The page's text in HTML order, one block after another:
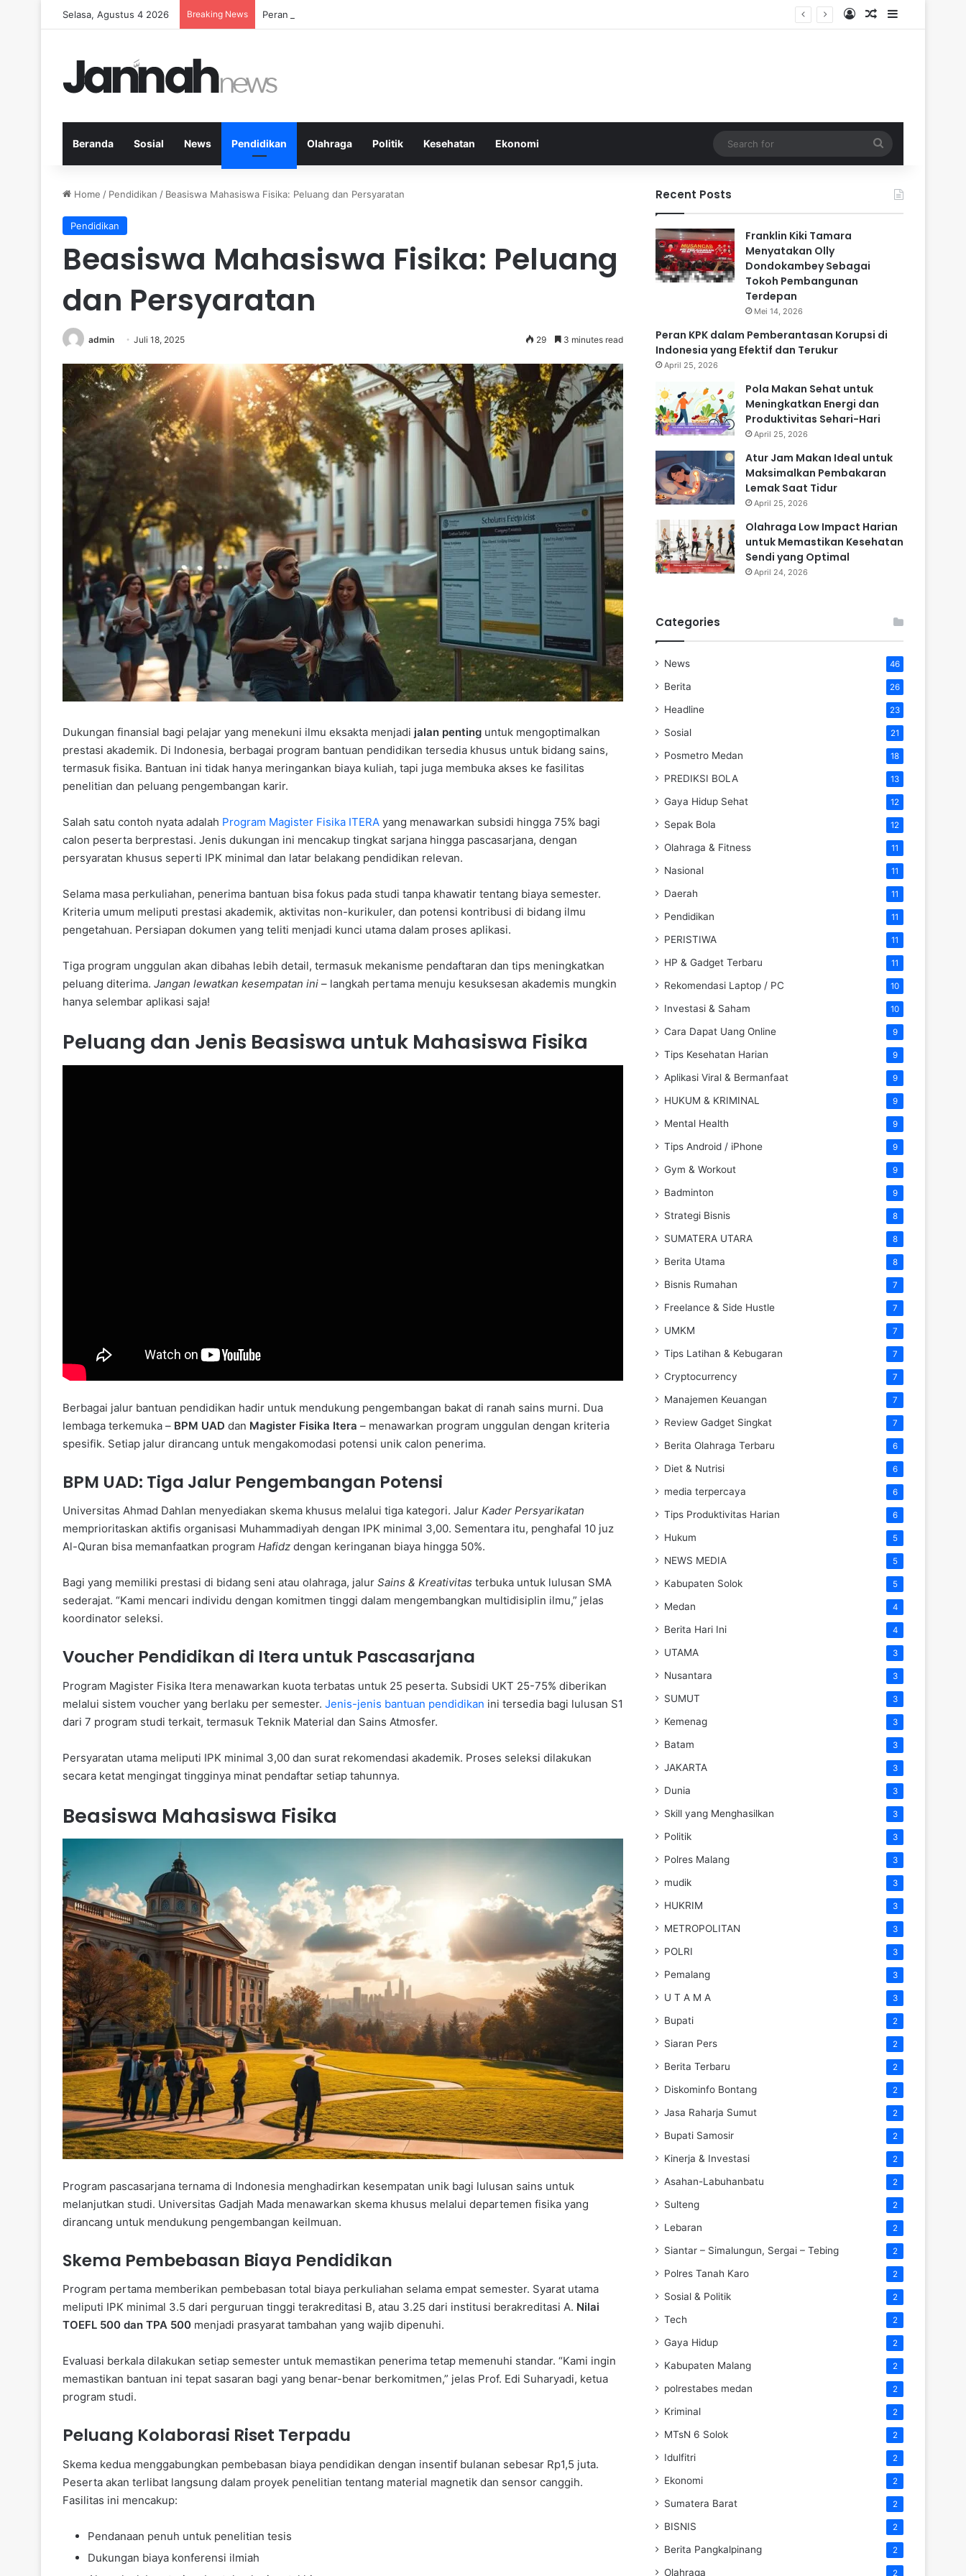
Selasa, Agustus 4 2026 Breaking News Peran KPK dalam Pemberantasan Korupsi di Indonesia yang Efektif dan Terukur Log InRandom Article
Sidebar
Beranda Sosial News Pendidikan Olahraga Politik Kesehatan Ekonomi
for
Home / Pendidikan / Beasiswa Mahasiswa Fisika: Peluang dan Persyaratan
Pendidikan
Beasiswa Mahasiswa Fisika: Peluang
dan Persyaratan
admin Juli 18, 2025 29 3 minutes read
Dukungan finansial bagi pelajar yang menekuni ilmu eksakta menjadi jalan penting untuk mengoptimalkan
prestasi akademik. Di Indonesia, berbagai program bantuan pendidikan tersedia khusus untuk bidang sains,
termasuk fisika. Bantuan ini tidak hanya meringankan biaya kuliah, tapi juga membuka akses ke fasilitas
penelitian dan peluang pengembangan karir.
Salah satu contoh nyata adalah Program Magister Fisika ITERA yang menawarkan subsidi hingga 75% bagi
calon peserta berprestasi. Jenis dukungan ini mencakup tingkat sarjana hingga pascasarjana, dengan
persyaratan khusus seperti IPK minimal dan latar belakang pendidikan relevan.
Selama masa perkuliahan, penerima bantuan bisa fokus pada studi tanpa khawatir tentang biaya semester.
Kriteria umum meliputi prestasi akademik, aktivitas non-kurikuler, dan potensi kontribusi di bidang ilmu
pengetahuan. Persiapan dokumen yang teliti menjadi kunci utama dalam proses aplikasi.
Tiga program unggulan akan dibahas lebih detail, termasuk mekanisme pendaftaran dan tips meningkatkan
peluang diterima. Jangan lewatkan kesempatan ini – langkah pertama menuju kesuksesan akademis mungkin
hanya selembar aplikasi saja!
Peluang dan Jenis Beasiswa untuk Mahasiswa Fisika
Berbagai jalur bantuan pendidikan hadir untuk mendukung pengembangan bakat di ranah sains murni. Dua
lembaga terkemuka – BPM UAD dan Magister Fisika Itera – menawarkan program unggulan dengan kriteria
spesifik. Setiap jalur dirancang untuk mengakomodasi potensi unik calon penerima.
BPM UAD: Tiga Jalur Pengembangan Potensi
Universitas Ahmad Dahlan menyediakan skema khusus melalui tiga kategori. Jalur Kader Persyarikatan
memprioritaskan aktifis organisasi Muhammadiyah dengan IPK minimal 3,00. Sementara itu, penghafal 10 juz
Al-Quran bisa memanfaatkan program Hafidz dengan keringanan biaya hingga 50%.
Bagi yang memiliki prestasi di bidang seni atau olahraga, jalur Sains & Kreativitas terbuka untuk lulusan SMA
sederajat. “Kami mencari individu dengan komitmen tinggi dalam mengembangkan multidisiplin ilmu,” jelas
koordinator seleksi.
Voucher Pendidikan di Itera untuk Pascasarjana
Program Magister Fisika Itera menawarkan kuota terbatas untuk 25 peserta. Subsidi UKT 25-75% diberikan
melalui sistem voucher yang berlaku per semester. Jenis-jenis bantuan pendidikan ini tersedia bagi lulusan S1
dari 7 program studi terkait, termasuk Teknik Material dan Sains Atmosfer.
Persyaratan utama meliputi IPK minimal 3,00 dan surat rekomendasi akademik. Proses seleksi dilakukan
secara ketat mengingat tingginya minat pendaftar setiap tahunnya.
Beasiswa Mahasiswa Fisika
Program pascasarjana ternama di Indonesia menghadirkan kesempatan unik bagi lulusan sains untuk
melanjutkan studi. Universitas Gadjah Mada menawarkan skema khusus melalui departemen fisika yang
dirancang untuk mendukung pengembangan keilmuan.
Skema Pembebasan Biaya Pendidikan
Program pertama memberikan pembebasan total biaya perkuliahan selama empat semester. Syarat utama
meliputi IPK minimal 3.5 dari perguruan tinggi terakreditasi B, atau 3.25 dari institusi berakreditasi A. Nilai
TOEFL 500 dan TPA 500 menjadi prasyarat tambahan yang wajib dipenuhi.
Evaluasi berkala dilakukan setiap semester untuk memastikan penerima tetap memenuhi standar. “Kami ingin
memastikan bantuan ini tepat sasaran bagi yang benar-benar berkomitmen,” jelas Prof. Edi Suharyadi, ketua
program studi.
Peluang Kolaborasi Riset Terpadu
Skema kedua menggabungkan pembebasan biaya pendidikan dengan insentif bulanan sebesar Rp1,5 juta.
Peserta akan terlibat langsung dalam proyek penelitian tentang material magnetik dan sensor canggih.
Fasilitas ini mencakup:
Pendanaan penuh untuk penelitian tesis
Dukungan biaya konferensi ilmiah
Recent Posts
Franklin Kiki Tamara
Menyatakan Olly
Dondokambey Sebagai
Tokoh Pembangunan
Terdepan
Mei 14, 2026
Peran KPK dalam Pemberantasan Korupsi di
Indonesia yang Efektif dan Terukur
April 25, 2026
Pola Makan Sehat untuk
Meningkatkan Energi dan
Produktivitas Sehari-Hari
April 25, 2026
Atur Jam Makan Ideal untuk
Maksimalkan Pembakaran
Lemak Saat Tidur
April 25, 2026
Olahraga Low Impact Harian
untuk Memastikan Kesehatan
Sendi yang Optimal
April 24, 2026
Categories
News 46
Berita 26
Headline 23
Sosial 21
Posmetro Medan 18
PREDIKSI BOLA 13
Gaya Hidup Sehat 12
Sepak Bola 12
Olahraga & Fitness 11
Nasional 11
Daerah 11
Pendidikan 11
PERISTIWA 11
HP & Gadget Terbaru 11
Rekomendasi Laptop / PC 10
Investasi & Saham 10
Cara Dapat Uang Online 9
Tips Kesehatan Harian 9
Aplikasi Viral & Bermanfaat 9
HUKUM & KRIMINAL 9
Mental Health 9
Tips Android / iPhone 9
Gym & Workout 9
Badminton 9
Strategi Bisnis 8
SUMATERA UTARA 8
Berita Utama 8
Bisnis Rumahan 7
Freelance & Side Hustle 7
UMKM 7
Tips Latihan & Kebugaran 7
Cryptocurrency 7
Manajemen Keuangan 7
Review Gadget Singkat 7
Berita Olahraga Terbaru 6
Diet & Nutrisi 6
media terpercaya 6
Tips Produktivitas Harian 6
Hukum 5
NEWS MEDIA 5
Kabupaten Solok 5
Medan 4
Berita Hari Ini 4
UTAMA 3
Nusantara 3
SUMUT 3
Kemenag 3
Batam 3
JAKARTA 3
Dunia 3
Skill yang Menghasilkan 3
Politik 3
Polres Malang 3
mudik 3
HUKRIM 3
METROPOLITAN 3
POLRI 3
Pemalang 3
U T A M A 3
Bupati 2
Siaran Pers 2
Berita Terbaru 2
Diskominfo Bontang 2
Jasa Raharja Sumut 2
Bupati Samosir 2
Kinerja & Investasi 2
Asahan-Labuhanbatu 2
Sulteng 2
Lebaran 2
Siantar – Simalungun, Sergai – Tebing 2
Polres Tanah Karo 2
Sosial & Politik 2
Tech 2
Gaya Hidup 2
Kabupaten Malang 2
polrestabes medan 2
Kriminal 2
MTsN 6 Solok 2
Idulfitri 2
Ekonomi 2
Sumatera Barat 2
BISNIS 2
Berita Pangkalpinang 2
Olahraga 2